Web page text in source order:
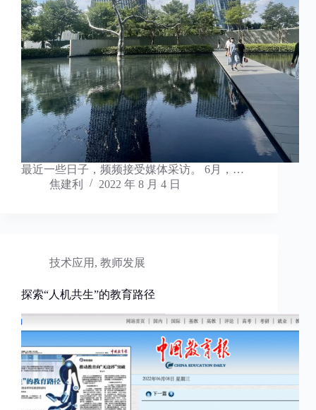
最近一些日子，频频接受媒体采访。 6月，…
焦建利
2022 年 8 月 4 日
技术应用 , 教师发展
探索“人机共生”的教育路径